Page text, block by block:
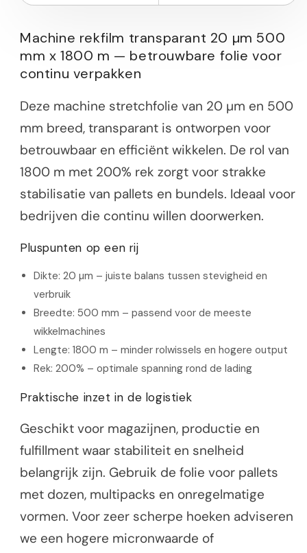
Machine rekfilm transparant 20 µm 500
mm x 1800 m — betrouwbare folie voor
continu verpakken
Deze machine stretchfolie van 20 µm en 500
mm breed, transparant is ontworpen voor
betrouwbaar en efficiënt wikkelen. De rol van
1800 m met 200% rek zorgt voor strakke
stabilisatie van pallets en bundels. Ideaal voor
bedrijven die continu willen doorwerken.
Pluspunten op een rij
Dikte: 20 µm – juiste balans tussen stevigheid en
verbruik
Breedte: 500 mm – passend voor de meeste
wikkelmachines
Lengte: 1800 m – minder rolwissels en hogere output
Rek: 200% – optimale spanning rond de lading
Praktische inzet in de logistiek
Geschikt voor magazijnen, productie en
fulfillment waar stabiliteit en snelheid
belangrijk zijn. Gebruik de folie voor pallets
met dozen, multipacks en onregelmatige
vormen. Voor zeer scherpe hoeken adviseren
we een hogere micronwaarde of